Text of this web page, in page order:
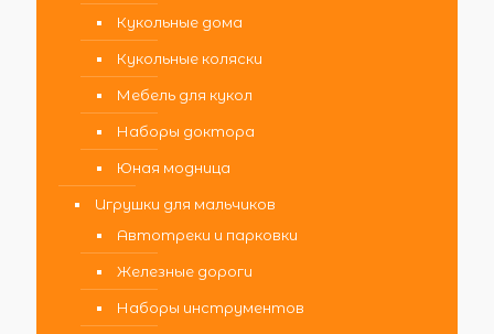
Кукольные дома
Кукольные коляски
Мебель для кукол
Наборы доктора
Юная модница
Игрушки для мальчиков
Автотреки и парковки
Железные дороги
Наборы инструментов